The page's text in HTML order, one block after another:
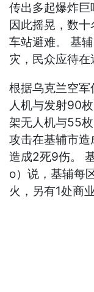
传出多起爆炸巨
因此摇晃，数
车站避难。 基
灾，民众应待在
根据乌克兰空
人机与发射90
架无人机与55
攻击在基辅市
造成2死9伤。
o）说，基辅每
火，另有1处商